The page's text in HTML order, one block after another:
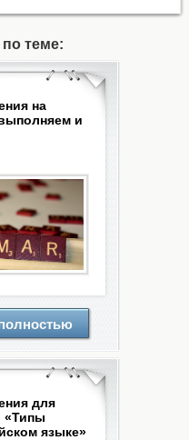
теме:
на
и
для
«Типы
языке»